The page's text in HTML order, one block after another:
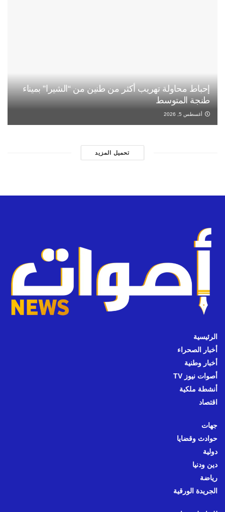
إحباط محاولة تهريب أكثر من طنين من “الشيرا” بميناء
طنجة المتوسط
أغسطس 5, 2026
تحميل المزيد
الرئيسية
أخبار الصحراء
أخبار وطنية
أصوات نيوز TV
أنشطة ملكية
اقتصاد
جهات
حوادث وقضايا
دولية
دين ودنيا
رياضة
الجريدة الورقية